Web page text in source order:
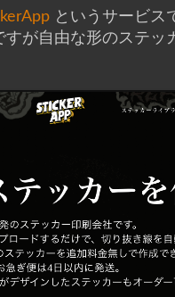
というサービス
が自由な形のステ